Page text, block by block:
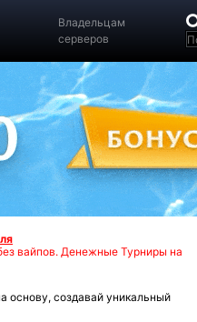
Владельцам
серверов
вайпов. Денежные Турниры на
основу, создавай уникальный